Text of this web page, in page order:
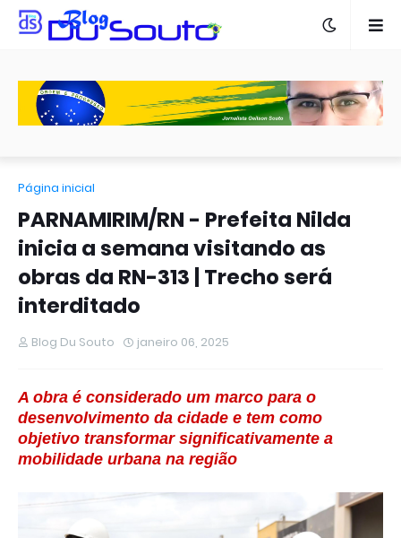
Página inicial
PARNAMIRIM/RN - Prefeita Nilda
inicia a semana visitando as
obras da RN-313 | Trecho será
interditado
Blog Du Souto janeiro 06, 2025
A obra é considerado um marco para o
desenvolvimento da cidade e tem como
objetivo transformar significativamente a
mobilidade urbana na região